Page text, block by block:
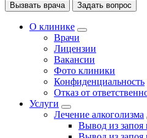
Вызвать врача Задать вопрос
О клинике
Врачи
Лицензии
Вакансии
Фото клиники
Конфиденциальность
Отказ от
Услуги
Лечение алкоголизма
Вывод из запоя